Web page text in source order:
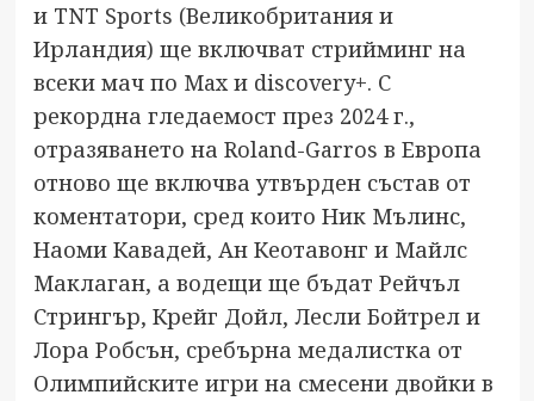
и TNT Sports (Великобритания и
Ирландия) ще включват стрийминг на
всеки мач по Max и discovery+. С
рекордна гледаемост през 2024 г.,
отразяването на Roland-Garros в Европа
отново ще включва утвърден състав от
коментатори, сред които Ник Мълинс,
Наоми Кавадей, Ан Кеотавонг и Майлс
Маклаган, а водещи ще бъдат Рейчъл
Стрингър, Крейг Дойл, Лесли Бойтрел и
Лора Робсън, сребърна медалистка от
Олимпийските игри на смесени двойки в